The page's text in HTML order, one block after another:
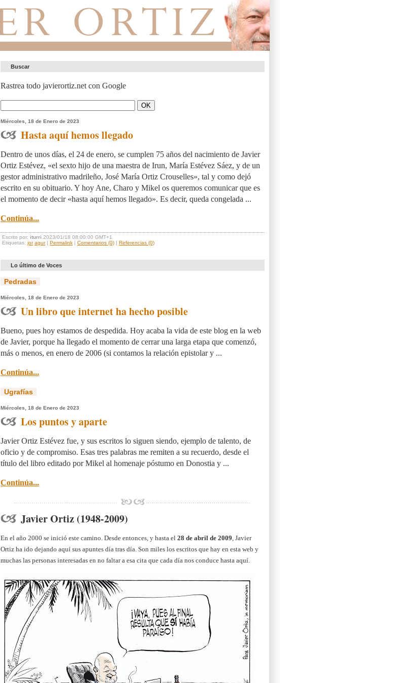
Buscar
Rastrea todo javierortiz.net con Google
Miércoles, 18 de Enero de 2023
Hasta aquí hemos llegado
Dentro de unos días, el 24 de enero, se cumplen 75 años del nacimiento de Javier
Ortiz Estévez, «el sexto hijo de una maestra de Irun, María Estévez Sáez, y de un
gestor administrativo madrileño, José María Ortiz Crouselles», tal y como dejó
escrito en su obituario. Y hoy Ane, Charo y Mikel os queremos comunicar que es
el momento de decir «hasta aquí hemos llegado». Es decir, queda congelada ...
Continúa...
Escrito por: iturri .2023/01/18 08:00:00 GMT+1
Etiquetas: jor agur| Permalink | Comentarios (0) | Referencias (0)
Lo último de Voces
Pedradas
Miércoles, 18 de Enero de 2023
Un libro que internet ha hecho posible
Bueno, pues hoy estamos de despedida. Hoy acaba la vida de este blog en la web
de Javier, porque ha llegado el momento de cerrar una larga etapa que comenzó,
más o menos, en enero de 2006 (si contamos la relación epistolar y ...
Continúa...
Ugrafías
Miércoles, 18 de Enero de 2023
Los puntos y aparte
Javier Ortiz Estévez fue, y sus escritos lo siguen siendo, ejemplo de talento, de
oficio y de compromiso. Esas tres palabras me remiten a su recuerdo, desde el
título del libro editado por Mikel al homenaje póstumo en Donostia y ...
Continúa...
Javier Ortiz (1948-2009)
En el año 2000 se inició este camino. Desde entonces, y hasta el 28 de abril de 2009, Javier
Ortiz ha ido dejando aquí sus apuntes día tras día. Son miles los escritos que hay en esta web y
muchas las personas interesadas en no faltar a esa cita que cada día nos conduce hasta aquí.